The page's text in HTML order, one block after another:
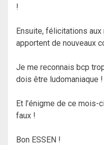
!
Ensuite, félicitations aux
apportent de nouveaux
Je me reconnais bcp
dois être ludomaniaque
Et l’énigme de ce mois-
faux !
Bon ESSEN !